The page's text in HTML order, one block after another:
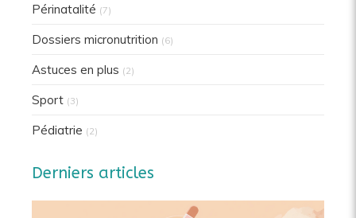
Périnatalité (7)
Dossiers micronutrition (6)
Astuces en plus (2)
Sport (3)
Pédiatrie (2)
Derniers articles